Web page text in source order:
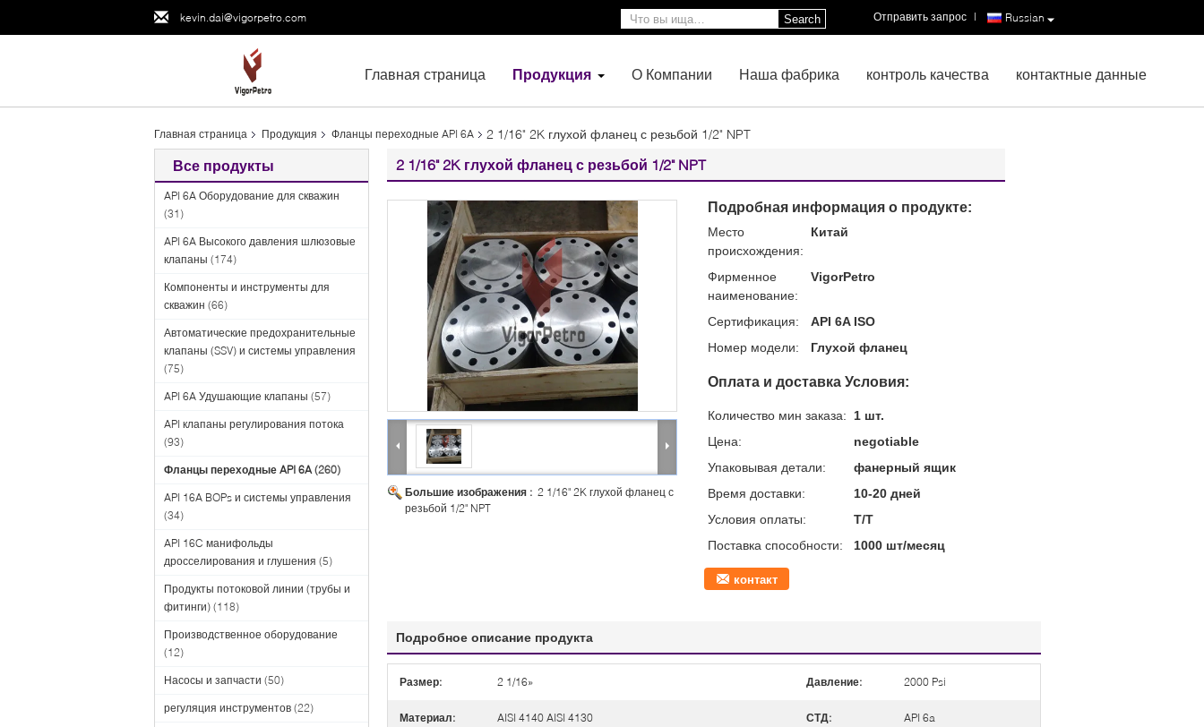
kevin.dai@vigorpetro.com Russian
Отправить запрос |
Search
Главная страница Продукция О Компании Наша фабрика контроль качества контактные данные
Главная страница Продукция Фланцы переходные API 6A 2 1/16" 2K глухой фланец с резьбой 1/2" NPT
Все продукты
API 6A Оборудование для скважин
(31)
API 6A Высокого давления шлюзовые
клапаны (174)
Компоненты и инструменты для
скважин (66)
Автоматические предохранительные
клапаны (SSV) и системы управления
(75)
API 6A Удушающие клапаны (57)
API клапаны регулирования потока
(93)
Фланцы переходные API 6A (260)
API 16A BOPs и системы управления
(34)
API 16C манифольды
дросселирования и глушения (5)
Продукты потоковой линии (трубы и
фитинги) (118)
Производственное оборудование
(12)
Насосы и запчасти (50)
регуляция инструментов (22)
2 1/16" 2K глухой фланец с резьбой 1/2" NPT
Большие изображения : 2 1/16" 2K глухой фланец с
резьбой 1/2" NPT
Подробная информация о продукте:
Место
происхождения:
Китай
Фирменное
наименование:
VigorPetro
Сертификация:
API 6A ISO
Номер модели:
Глухой фланец
Оплата и доставка Условия:
Количество мин заказа:
1 шт.
Цена:
negotiable
Упаковывая детали:
фанерный ящик
Время доставки:
10-20 дней
Условия оплаты:
Т/Т
Поставка способности:
1000 шт/месяц
контакт
Подробное описание продукта
Размер: 2 1/16» Давление: 2000 Psi
Материал: AISI 4140 AISI 4130 СТД: API 6a